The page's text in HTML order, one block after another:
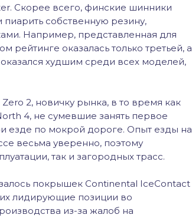
Скорее всего, финские шинники
пиарить собственную резину,
Например, представленная для
рейтинге оказалась только третьей, а
худшим среди всех моделей,
2, новичку рынка, в то время как
4, не сумевшие занять первое
езде по мокрой дороге. Опыт езды на
весьма уверенно, поэтому
так и загородных трасс.
покрышек Continental IceContact
лидирующие позиции во
из-за жалоб на